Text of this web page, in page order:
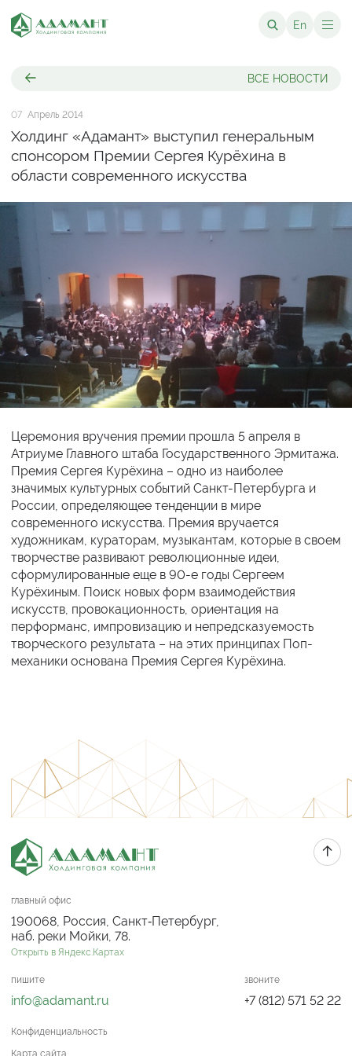
En
ВСЕ НОВОСТИ
Холдинг «Адамант» выступил генеральным
спонсором Премии Сергея Курёхина в
области современного искусства
07 Апрель 2014
Церемония вручения премии прошла 5 апреля в
Атриуме Главного штаба Государственного Эрмитажа.
Премия Сергея Курёхина – одно из наиболее
значимых культурных событий Санкт-Петербурга и
России, определяющее тенденции в мире
современного искусства. Премия вручается
художникам, кураторам, музыкантам, которые в своем
творчестве развивают революционные идеи,
сформулированные еще в 90-е годы Сергеем
Курёхиным. Поиск новых форм взаимодействия
искусств, провокационность, ориентация на
перформанс, импровизацию и непредсказуемость
творческого результата – на этих принципах Поп-
механики основана Премия Сергея Курёхина.
главный офис
190068, Россия, Санкт‑Петербург,
наб. реки Мойки, 78.
Открыть в Яндекс.Картах
пишите
info@adamant.ru
звоните
+7 (812) 571 52 22
Конфиденциальность
Карта сайта